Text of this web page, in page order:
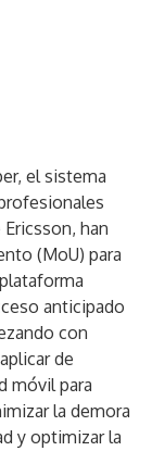
, el sistema
Ericsson, han
(MoU) para
anticipado
con
de
móvil para
la demora
y optimizar la